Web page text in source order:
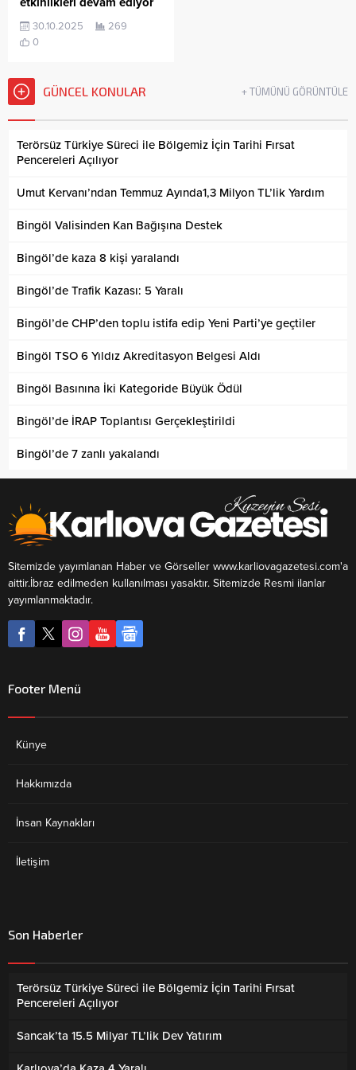
30.10.2025
269
0
GÜNCEL KONULAR + TÜMÜNÜ GÖRÜNTÜLE
Terörsüz Türkiye Süreci ile Bölgemiz İçin Tarihi Fırsat
Pencereleri Açılıyor
Umut Kervanı’ndan Temmuz Ayında1,3 Milyon TL’lik Yardım
Bingöl Valisinden Kan Bağışına Destek
Bingöl’de kaza 8 kişi yaralandı
Bingöl’de Trafik Kazası: 5 Yaralı
Bingöl’de CHP’den toplu istifa edip Yeni Parti’ye geçtiler
Bingöl TSO 6 Yıldız Akreditasyon Belgesi Aldı
Bingöl Basınına İki Kategoride Büyük Ödül
Bingöl’de İRAP Toplantısı Gerçekleştirildi
Bingöl’de 7 zanlı yakalandı
Sitemizde yayımlanan Haber ve Görseller www.karliovagazetesi.com'a
aittir.İbraz edilmeden kullanılması yasaktır. Sitemizde Resmi ilanlar
yayımlanmaktadır.
Footer Menü
Künye
Hakkımızda
İnsan Kaynakları
İletişim
Son Haberler
Terörsüz Türkiye Süreci ile Bölgemiz İçin Tarihi Fırsat
Pencereleri Açılıyor
Sancak’ta 15.5 Milyar TL’lik Dev Yatırım